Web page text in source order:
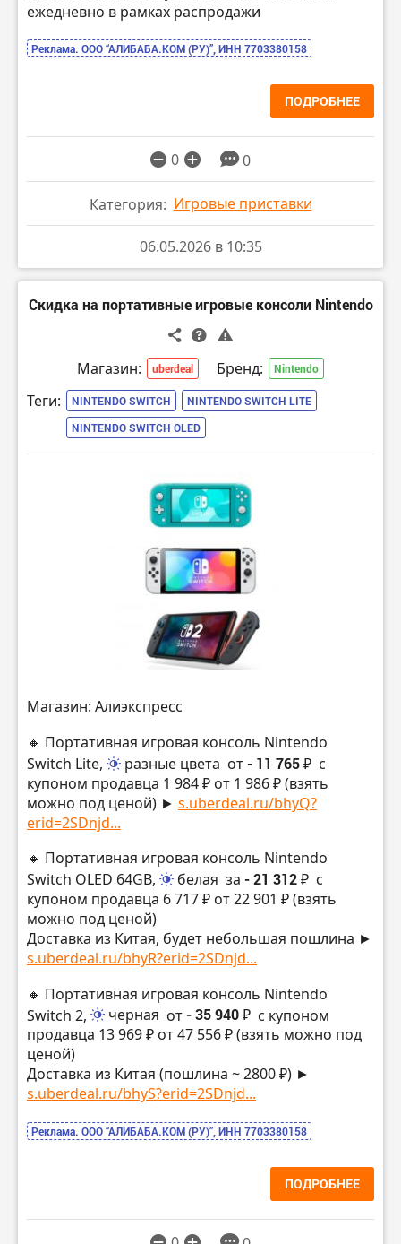
ежедневно в рамках распродажи
Реклама. ООО “АЛИБАБА.КОМ (РУ)”, ИНН 7703380158
ПОДРОБНЕЕ
0 0
Категория: Игровые приставки
06.05.2026 в 10:35
Скидка на портативные игровые консоли Nintendo
Магазин: uberdeal Бренд: Nintendo
Теги: NINTENDO SWITCH
NINTENDO SWITCH LITE
NINTENDO SWITCH OLED
Магазин: Алиэкспресс
🔸 Портативная игровая консоль Nintendo
Switch Lite,
разные цвета от- 11 765 ₽ с
купоном продавца 1 984 ₽ от 1 986 ₽ (взять
можно под ценой) ► s.uberdeal.ru/bhyQ?
erid=2SDnjd...
🔸 Портативная игровая консоль Nintendo
Switch OLED 64GB,
белая за - 21 312 ₽ с
купоном продавца 6 717 ₽ от 22 901 ₽ (взять
можно под ценой)
Доставка из Китая, будет небольшая пошлина ►
s.uberdeal.ru/bhyR?erid=2SDnjd...
🔸 Портативная игровая консоль Nintendo
Switch 2,
черная от- 35 940 ₽ с купоном
продавца 13 969 ₽ от 47 556 ₽ (взять можно под
ценой)
Доставка из Китая (пошлина ~ 2800 ₽) ►
s.uberdeal.ru/bhyS?erid=2SDnjd...
Реклама. ООО “АЛИБАБА.КОМ (РУ)”, ИНН 7703380158
ПОДРОБНЕЕ